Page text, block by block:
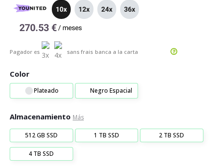
10x 12x 24x 36x
270.53 € / meses
Pagador es sans frais banca a la carta
Color
Plateado Negro Espacial
Almacenamiento Más
512 GB SSD 1 TB SSD 2 TB SSD
4 TB SSD